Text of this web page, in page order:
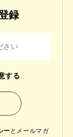
録
する
ー と メールマガ